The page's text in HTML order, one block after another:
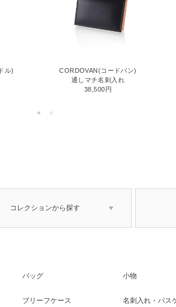
ル)
CORDOVAN(コードバン)
通しマチ名刺入れ
38,500円
コレクションから探す
バッグ
ブリーフケース
小物
名刺入れ・パス